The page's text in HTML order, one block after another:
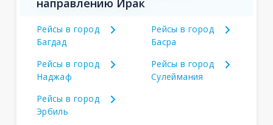
направлению Ирак
Рейсы в город
Багдад
Рейсы в город
Басра
Рейсы в город
Наджаф
Рейсы в город
Сулеймания
Рейсы в город
Эрбиль